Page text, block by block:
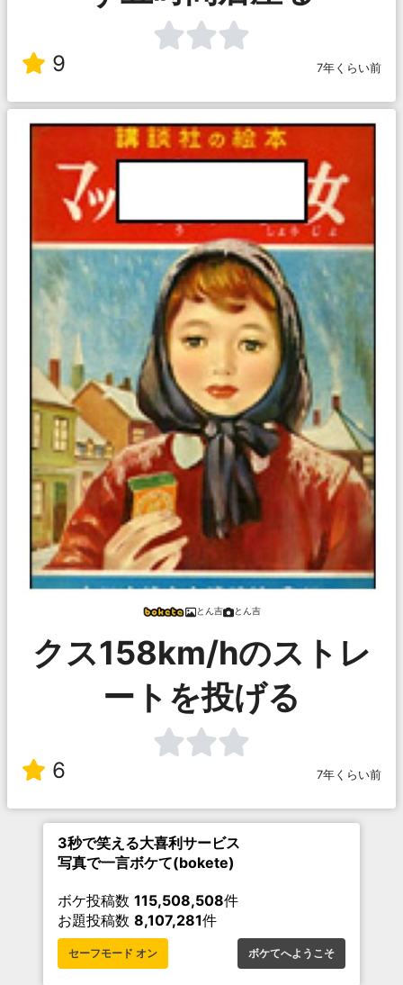
9 7年くらい前
とん吉 とん吉
クス158km/hのストレ
ートを投げる
6 7年くらい前
3秒で笑える大喜利サービス
写真で一言ボケて(bokete)
ボケ投稿数 115,508,508件
お題投稿数 8,107,281件
セーフモード オン ボケてへようこそ